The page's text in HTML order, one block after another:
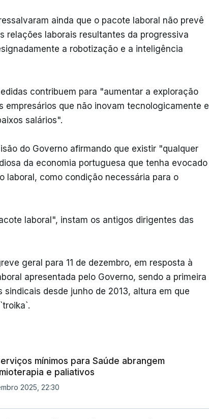
ainda que o pacote laboral não prevê
relações laborais resultantes da progressiva
a robotização e a inteligência
contribuem para "aumentar a exploração
empresários que não inovam tecnologicamente e
salários".
do Governo afirmando que existir "qualquer
da economia portuguesa que tenha evocado
laboral, como condição necessária para o
laboral", instam os antigos dirigentes das
geral para 11 de dezembro, em resposta à
apresentada pelo Governo, sendo a primeira
desde junho de 2013, altura em que
mínimos para Saúde abrangem
e paliativos
2025, 22:30